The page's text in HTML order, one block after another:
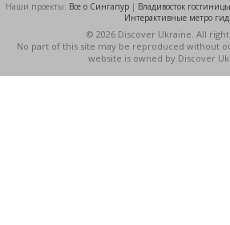
Наши проекты: Все о Cингапур | Владивосток гостиницы
Интерактивные метро
© 2026 Discover Ukraine. All
No part of this site may be reproduced without
website is owned by Discover